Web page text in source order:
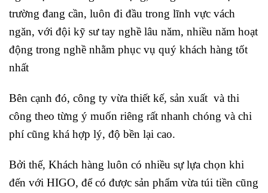
trường đang cần, luôn đi đầu trong lĩnh vực vách
ngăn, với đội kỹ sư tay nghề lâu năm, nhiều năm hoạt
động trong nghề nhằm phục vụ quý khách hàng tốt
nhất
Bên cạnh đó, công ty vừa thiết kế, sản xuất và thi
công theo từng ý muốn riêng rất nhanh chóng và chi
phí cũng khá hợp lý, độ bền lại cao.
Bởi thế, Khách hàng luôn có nhiều sự lựa chọn khi
đến với HIGO, để có được sản phẩm vừa túi tiền cũng